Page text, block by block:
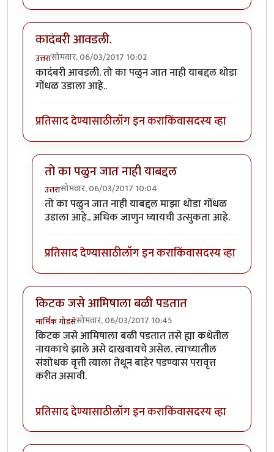
कादंबरी आवडली.
उत्तरासोमवार, 06/03/2017 10:02
कादंबरी आवडली. तो का पळुन जात नाही याबद्दल थोडा
गोंधळ उडाला आहे..
प्रतिसाद देण्यासाठीलॉग इन कराकिंवासदस्य व्हा
तो का पळुन जात नाही याबद्दल
उत्तरासोमवार, 06/03/2017 10:04
In reply toकादंबरी आवडली.byउत्तरा
तो का पळुन जात नाही याबद्दल माझा थोडा गोंधळ
उडाला आहे.. अधिक जाणुन घ्यायची उत्सुकता आहे.
प्रतिसाद देण्यासाठीलॉग इन कराकिंवासदस्य व्हा
किटक जसे आमिषाला बळी पडतात
मार्मिक गोडसेसोमवार, 06/03/2017 10:45
किटक जसे आमिषाला बळी पडतात तसे ह्या कथेतील
नायकाचे झाले असे दाखवायचे असेल. त्याच्यातील
संशोधक वृत्ती त्याला तेथून बाहेर पडण्यास परावृत्त
करीत असावी.
प्रतिसाद देण्यासाठीलॉग इन कराकिंवासदस्य व्हा